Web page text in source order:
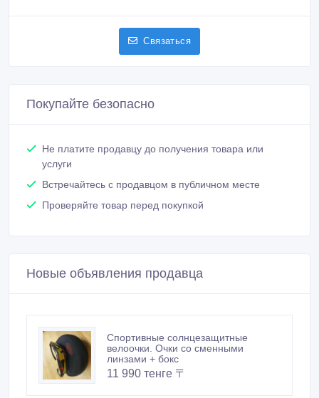
Связаться
Покупайте безопасно
Не платите продавцу до получения товара или
услуги
Встречайтесь с продавцом в публичном месте
Проверяйте товар перед покупкой
Новые объявления продавца
Спортивные солнцезащитные
велоочки. Очки со сменными
линзами + бокс
11 990 тенге 〒